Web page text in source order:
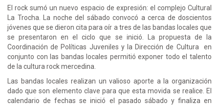
El rock sumó un nuevo espacio de expresión: el complejo Cultural
La Trocha. La noche del sábado convocó a cerca de doscientos
jóvenes que se dieron cita para oír a tres de las bandas locales que
se presentaron en el ciclo que se inició. La propuesta de la
Coordinación de Políticas Juveniles y la Dirección de Cultura en
conjunto con las bandas locales permitió exponer todo el talento
de la cultura rock mercedina.
Las bandas locales realizan un valioso aporte a la organización
dado que son elemento clave para que esta movida se realice. El
calendario de fechas se inició el pasado sábado y finaliza en